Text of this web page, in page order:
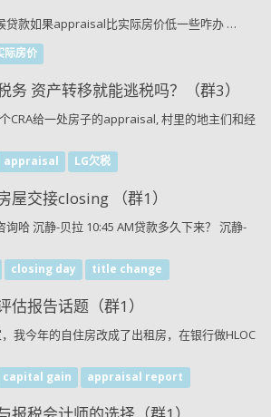
贷款如果appraisal比实际房价低一些咋办 …
际房价
资产转移就能逃税吗？（群3）
CRA给一处房子的appraisal, 村里的地主们和经
appraisal LG欠税
屋交接closing （群1）
询哈 沉静-贝拉 10:45 AM贷款多久下来？ 沉静-
closing day title change
报告话题（群1）
我今年的自住房改成了出租房，在银行做HLOC
capital gain appraisal report